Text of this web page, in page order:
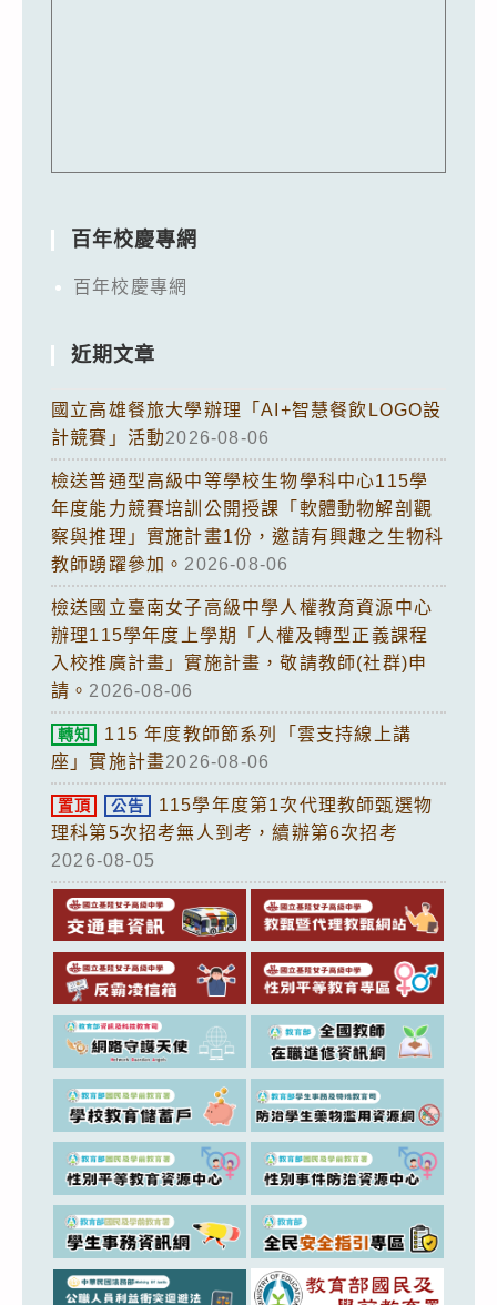
百年校慶專網
百年校慶專網
近期文章
國立高雄餐旅大學辦理「AI+智慧餐飲LOGO設
計競賽」活動2026-08-06
檢送普通型高級中等學校生物學科中心115學
年度能力競賽培訓公開授課「軟體動物解剖觀
察與推理」實施計畫1份，邀請有興趣之生物科
教師踴躍參加。 2026-08-06
檢送國立臺南女子高級中學人權教育資源中心
辦理115學年度上學期「人權及轉型正義課程
入校推廣計畫」實施計畫，敬請教師(社群)申
請。 2026-08-06
轉知
115 年度教師節系列「雲支持線上講
座」實施計畫2026-08-06
置頂 公告
115學年度第1次代理教師甄選物
理科第5次招考無人到考，續辦第6次招考
2026-08-05